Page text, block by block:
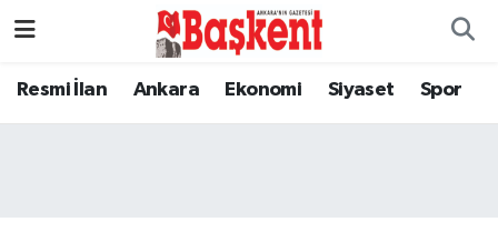
Resmi İlan Ankara Ekonomi Siyaset Spor